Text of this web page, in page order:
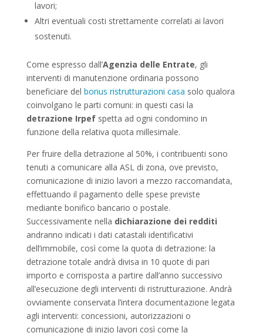
lavori;
Altri eventuali costi strettamente correlati ai lavori
sostenuti.
Come espresso dall’Agenzia delle Entrate, gli
interventi di manutenzione ordinaria possono
beneficiare del bonus ristrutturazioni casa solo qualora
coinvolgano le parti comuni: in questi casi la
detrazione Irpefspetta ad ogni condomino in
funzione della relativa quota millesimale.
Per fruire della detrazione al 50%, i contribuenti sono
tenuti a comunicare alla ASL di zona, ove previsto,
comunicazione di inizio lavori a mezzo raccomandata,
effettuando il pagamento delle spese previste
mediante bonifico bancario o postale.
Successivamente nella dichiarazione dei redditi
andranno indicati i dati catastali identificativi
dell’immobile, così come la quota di detrazione: la
detrazione totale andrà divisa in 10 quote di pari
importo e corrisposta a partire dall’anno successivo
all’esecuzione degli interventi di ristrutturazione. Andrà
ovviamente conservata l’intera documentazione legata
agli interventi: concessioni, autorizzazioni o
comunicazione di inizio lavori così come la